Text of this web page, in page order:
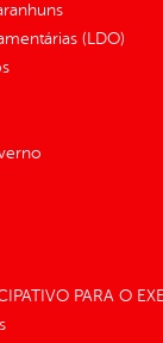
(LDO)
PARA O